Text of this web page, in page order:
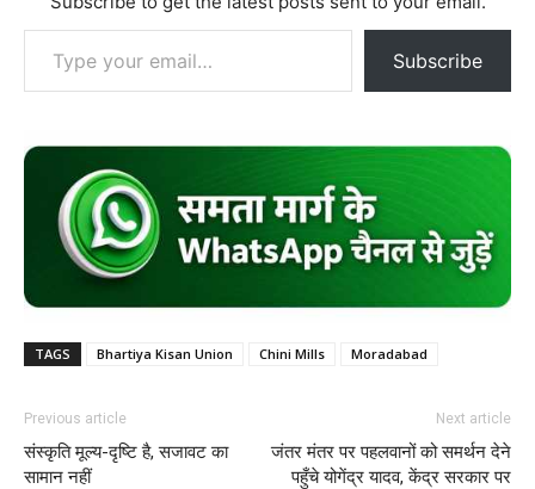
Type your email…
Subscribe
TAGS Bhartiya Kisan Union Chini Mills Moradabad
Previous article
संस्कृति मूल्य-दृष्टि है, सजावट का
सामान नहीं
Next article
जंतर मंतर पर पहलवानों को समर्थन देने
पहुँचे योगेंद्र यादव, केंद्र सरकार पर